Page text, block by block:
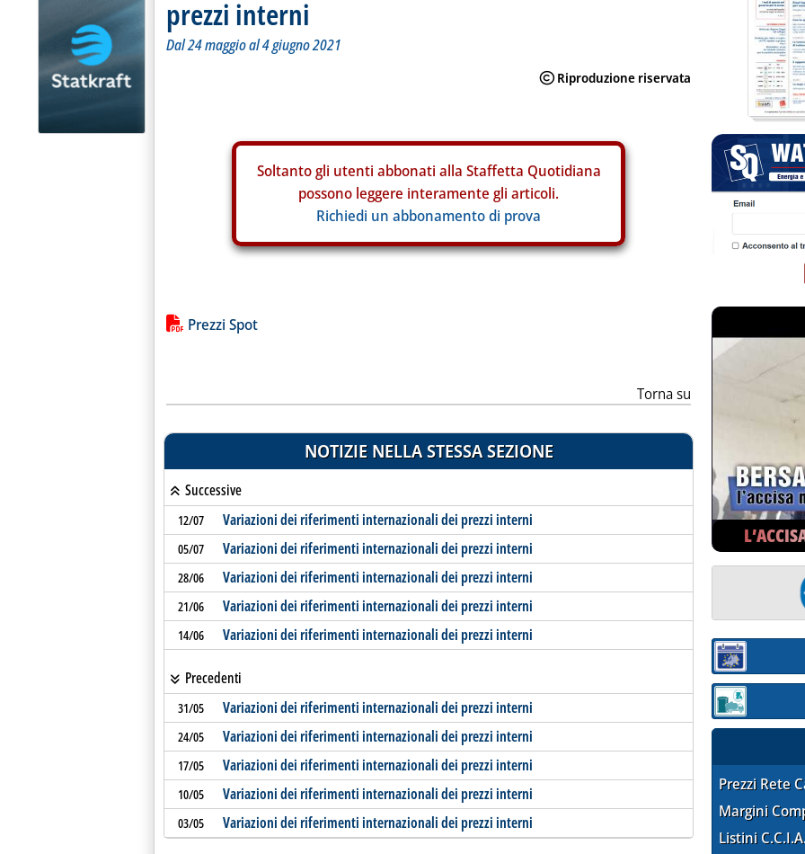
prezzi interni
Dal 24 maggio al 4 giugno 2021
Soltanto gli utenti abbonati alla Staffetta Quotidiana
possono leggere interamente gli articoli.
Richiedi un abbonamento di prova
Lista allegati PDF alla notizia
Prezzi Spot
Torna su
NOTIZIE NELLA STESSA SEZIONE
Successive
12/07 Variazioni dei riferimenti internazionali dei prezzi interni
05/07 Variazioni dei riferimenti internazionali dei prezzi interni
28/06 Variazioni dei riferimenti internazionali dei prezzi interni
21/06 Variazioni dei riferimenti internazionali dei prezzi interni
14/06 Variazioni dei riferimenti internazionali dei prezzi interni
Precedenti
31/05 Variazioni dei riferimenti internazionali dei prezzi interni
24/05 Variazioni dei riferimenti internazionali dei prezzi interni
17/05 Variazioni dei riferimenti internazionali dei prezzi interni
10/05 Variazioni dei riferimenti internazionali dei prezzi interni
03/05 Variazioni dei riferimenti internazionali dei prezzi interni
Sezione:
Sezione:
Prezzi Rete
Margini
Listini